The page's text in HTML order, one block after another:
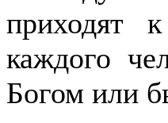
приходят
каждого
Богом или